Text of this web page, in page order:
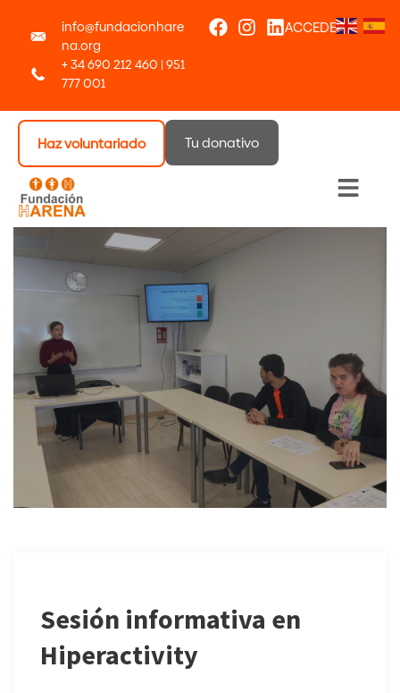
info@fundacionhare
na.org
+ 34 690 212 460 | 951
777 001
ACCEDER
Haz voluntariado Tu donativo
Menú
Sesión informativa en
Hiperactivity